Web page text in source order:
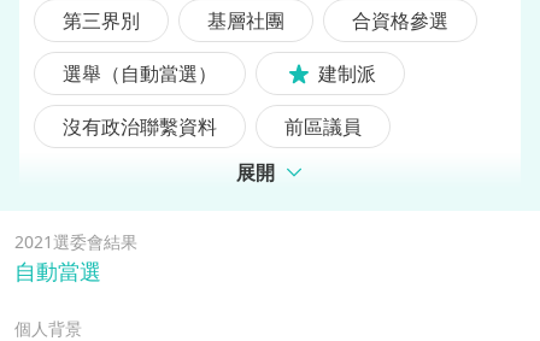
第三界別 基層社團
合資格參選
選舉（自動當選）
建制派
沒有政治聯繫資料
前區議員
展開
2021選委會結果
自動當選
個人背景